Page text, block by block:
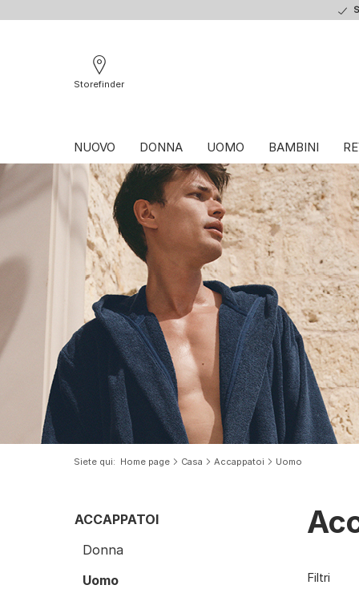
Storefinder
NUOVO DONNA UOMO BAMBINI
Siete qui Home page Casa Accappatoi Uomo
ACCAPPATOI
Donna
Uomo
Filtri